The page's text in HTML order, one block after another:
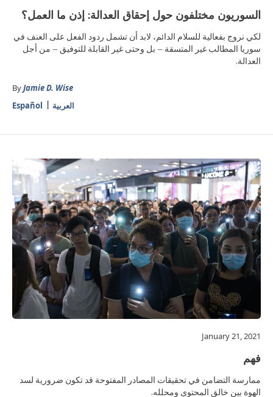
السوريون مختلفون حول إحقاق العدالة: إذن ما العمل؟
لكي نروج بفعالية للسلام الدائم، لابد أن تشمل ردود الفعل على العنف في
سوريا المطالب غير المتسقة – بل وحتى غير القابلة للتوفيق – من أجل
العدالة.
ByJamie D. Wise
Español
العربية
January 21, 2021
فهم
ممارسة التضامن في تحقيقات المصادر المفتوحة قد تكون ضرورية لسد
الهوة بين خالق المحتوى ومحلله.